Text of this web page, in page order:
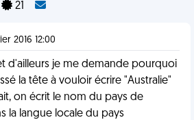
21
2016 12:00
d'ailleurs je me demande pourquoi
la tête à vouloir écrire "Australie"
on écrit le nom du pays de
la langue locale du pays